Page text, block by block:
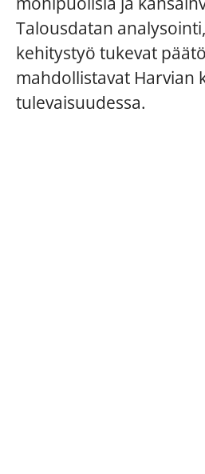
Talousdatan
kehitystyö tukevat
mahdollistavat Harvian
tulevaisuudessa.